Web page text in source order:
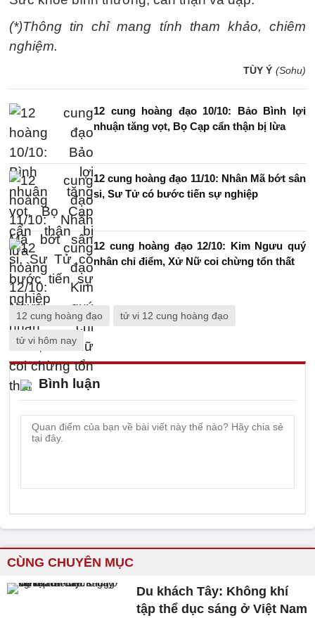
(*)Thông tin chỉ mang tính tham khảo, chiêm
nghiệm.
TÙY Ý (Sohu)
12 cung hoàng đạo 10/10: Bảo Bình lợi
nhuận tăng vọt, Bọ Cạp cẩn thận bị lừa
12 cung hoàng đạo 11/10: Nhân Mã bớt sân
si, Sư Tử có bước tiến sự nghiệp
12 cung hoàng đạo 12/10: Kim Ngưu quý
nhân chỉ điểm, Xử Nữ coi chừng tổn thất
12 cung hoàng đạo tử vi 12 cung hoàng đạo
tử vi hôm nay
Bình luận
CÙNG CHUYÊN MỤC
Du khách Tây: Không khí
tập thể dục sáng ở Việt Nam